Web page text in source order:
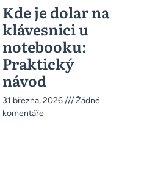
Kde je dolar na
klávesnici u
notebooku:
Praktický
návod
31 března, 2026
Žádné
komentáře